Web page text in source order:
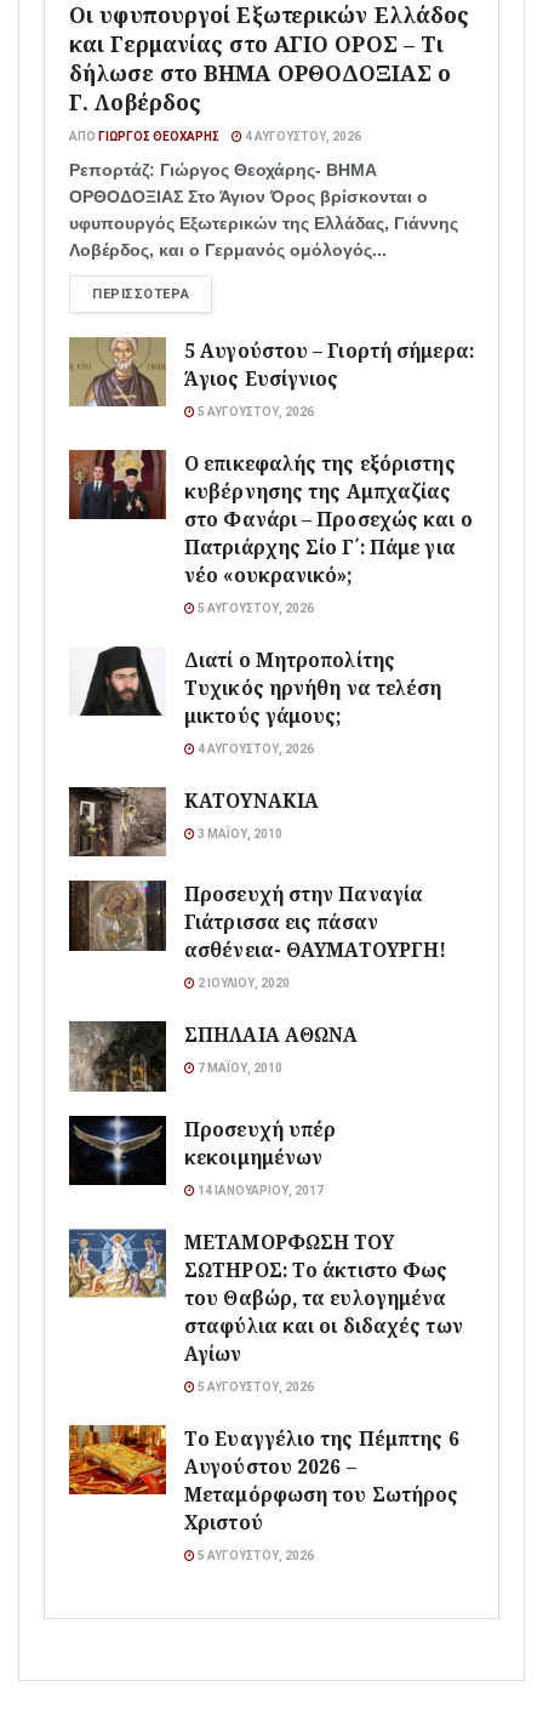
Οι υφυπουργοί Εξωτερικών Ελλάδος
και Γερμανίας στο ΑΓΙΟ ΟΡΟΣ – Τι
δήλωσε στο ΒΗΜΑ ΟΡΘΟΔΟΞΙΑΣ ο
Γ. Λοβέρδος
ΑΠΌ ΓΙΏΡΓΟΣ ΘΕΟΧΆΡΗΣ 4 ΑΥΓΟΎΣΤΟΥ, 2026
Ρεπορτάζ: Γιώργος Θεοχάρης- ΒΗΜΑ
ΟΡΘΟΔΟΞΙΑΣ Στο Άγιον Όρος βρίσκονται ο
υφυπουργός Εξωτερικών της Ελλάδας, Γιάννης
Λοβέρδος, και ο Γερμανός ομόλογός...
ΠΕΡΙΣΣΌΤΕΡΑ
5 Αυγούστου – Γιορτή σήμερα:
Άγιος Ευσίγνιος
5 ΑΥΓΟΎΣΤΟΥ, 2026
Ο επικεφαλής της εξόριστης
κυβέρνησης της Αμπχαζίας
στο Φανάρι – Προσεχώς και ο
Πατριάρχης Σίο Γ΄: Πάμε για
νέο «ουκρανικό»;
5 ΑΥΓΟΎΣΤΟΥ, 2026
Διατί ο Μητροπολίτης
Τυχικός ηρνήθη να τελέση
μικτούς γάμους;
4 ΑΥΓΟΎΣΤΟΥ, 2026
ΚΑΤΟΥΝΑΚΙΑ
3 ΜΑΪ́ΟΥ, 2010
Προσευχή στην Παναγία
Γιάτρισσα εις πάσαν
ασθένεια- ΘΑΥΜΑΤΟΥΡΓΗ!
2 ΙΟΥΛΊΟΥ, 2020
ΣΠΗΛΑΙΑ ΑΘΩΝΑ
7 ΜΑΪ́ΟΥ, 2010
Προσευχή υπέρ
κεκοιμημένων
14 ΙΑΝΟΥΑΡΊΟΥ, 2017
ΜΕΤΑΜΟΡΦΩΣΗ ΤΟΥ
ΣΩΤΗΡΟΣ: Το άκτιστο Φως
του Θαβώρ, τα ευλογημένα
σταφύλια και οι διδαχές των
Αγίων
5 ΑΥΓΟΎΣΤΟΥ, 2026
Το Ευαγγέλιο της Πέμπτης 6
Αυγούστου 2026 –
Μεταμόρφωση του Σωτήρος
Χριστού
5 ΑΥΓΟΎΣΤΟΥ, 2026